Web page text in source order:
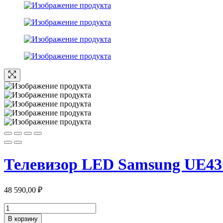
Телевизор LED Samsung
48 590,00 ₽
Количество
товара
В корзину